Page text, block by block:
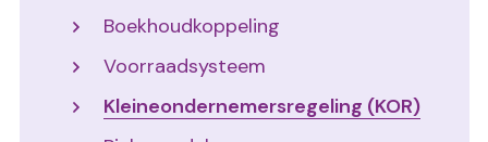
Boekhoudkoppeling
Voorraadsysteem
Kleineondernemersregeling (KOR)